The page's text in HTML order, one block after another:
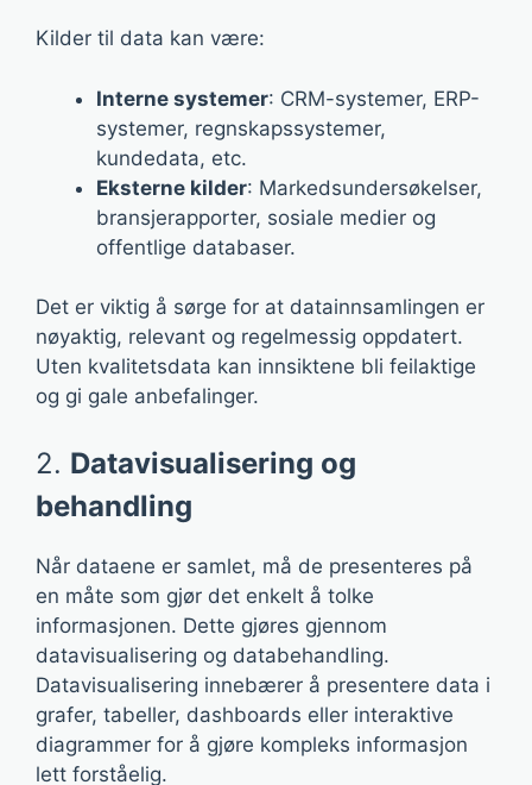
Kilder til data kan være:
Interne systemer: CRM-systemer, ERP-
systemer, regnskapssystemer,
kundedata, etc.
Eksterne kilder: Markedsundersøkelser,
bransjerapporter, sosiale medier og
offentlige databaser.
Det er viktig å sørge for at datainnsamlingen er
nøyaktig, relevant og regelmessig oppdatert.
Uten kvalitetsdata kan innsiktene bli feilaktige
og gi gale anbefalinger.
2. Datavisualisering og
behandling
Når dataene er samlet, må de presenteres på
en måte som gjør det enkelt å tolke
informasjonen. Dette gjøres gjennom
datavisualisering og databehandling.
Datavisualisering innebærer å presentere data i
grafer, tabeller, dashboards eller interaktive
diagrammer for å gjøre kompleks informasjon
lett forståelig.